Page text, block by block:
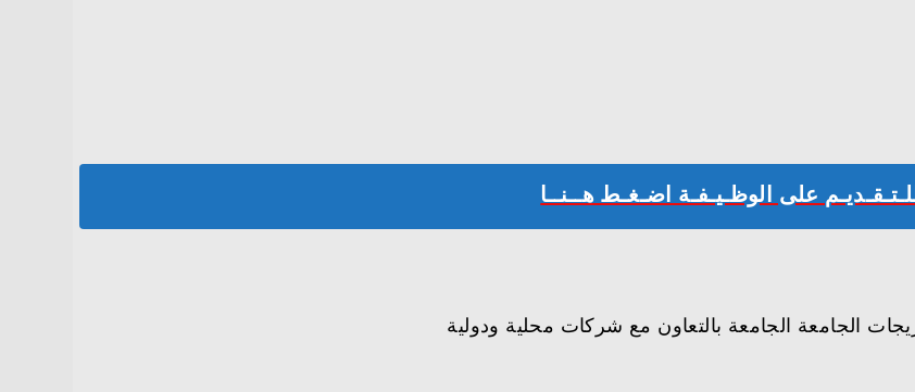
على الوظـيـفـة اضـغـط هــنــا
الجامعة الجامعة بالتعاون مع شركات محلية ودولية